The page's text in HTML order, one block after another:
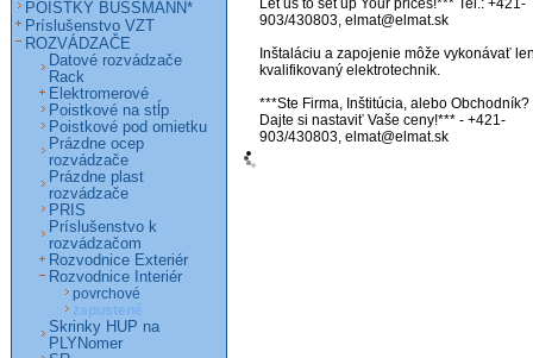
Let us to set up Your prices!*** Tel.: +421-
903/430803, elmat@elmat.sk
Inštaláciu a zapojenie môže vykonávať
kvalifikovaný elektrotechnik.
***Ste Firma, Inštitúcia, alebo Obchodník?
Dajte si nastaviť Vaše ceny!*** - +421-
903/430803, elmat@elmat.sk
POISTKY BUSSMANN*
Príslušenstvo VZT
ROZVÁDZAČE
Datové rozvádzače
Rack
Elektromerové
Poistkové na stĺp
Poistkové pod omietku
Prázdne ocep
rozvádzače
Prázdne plast
rozvádzače
PRIS
Príslušenstvo k
rozvádzačom
Rozvodnice Exteriér
Rozvodnice Interiér
povrchové
zapustené
Skrinky HUP na
PLYNomer